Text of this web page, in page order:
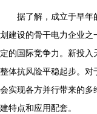
据了解，成立于早年
划建设的骨干电力企业
定的国际竞争力。新投
整体抗风险平稳起步。
会实现各方并行带来的多
建特点和应用配套。